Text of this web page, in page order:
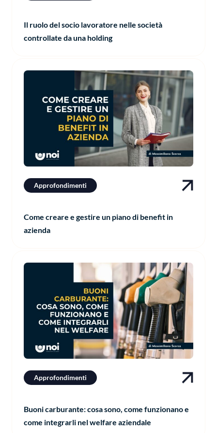
Il ruolo del socio lavoratore nelle società
controllate da una holding
Approfondimenti
Come creare e gestire un piano di benefit in
azienda
Approfondimenti
Buoni carburante: cosa sono, come funzionano e
come integrarli nel welfare aziendale